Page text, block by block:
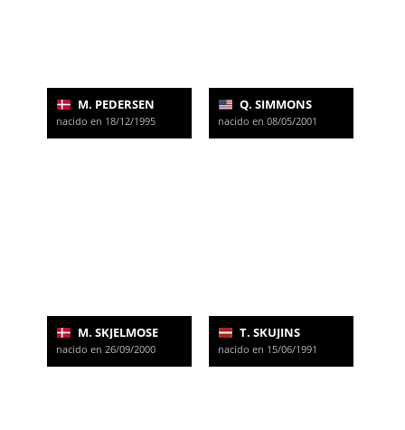
M. PEDERSEN
nacido en 18/12/1995
Q. SIMMONS
nacido en 08/05/2001
M. SKJELMOSE
nacido en 26/09/2000
T. SKUJINS
nacido en 15/06/1991